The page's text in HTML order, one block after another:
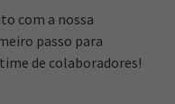
com a nossa
passo para
de colaboradores!